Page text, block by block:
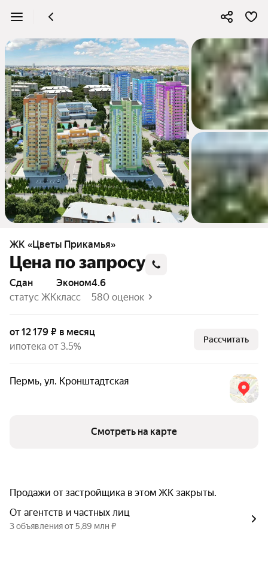
ЖК «Цветы Прикамья»
Цена по запросу
Сдан
статус ЖК
эконом
класс
4.6
580 оценок
от 12 179 ₽ в месяц
ипотека от 3.5%
Рассчитать
Пермь, ул. Кронштадтская
Смотреть на карте
Продажи от застройщика в этом ЖК закрыты.
От агентств и частных лиц
3 объявления от 5,89 млн ₽